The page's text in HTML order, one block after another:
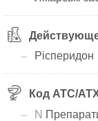
Рісперидон
Код АТС/
N